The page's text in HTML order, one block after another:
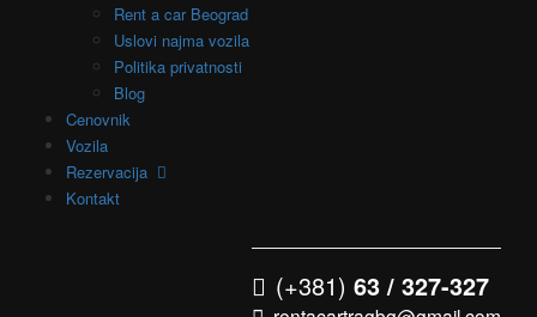
Rent a car Beograd
Uslovi najma vozila
Politika privatnosti
Blog
Cenovnik
Vozila
Rezervacija
Kontakt
(+381) 63 / 327-327